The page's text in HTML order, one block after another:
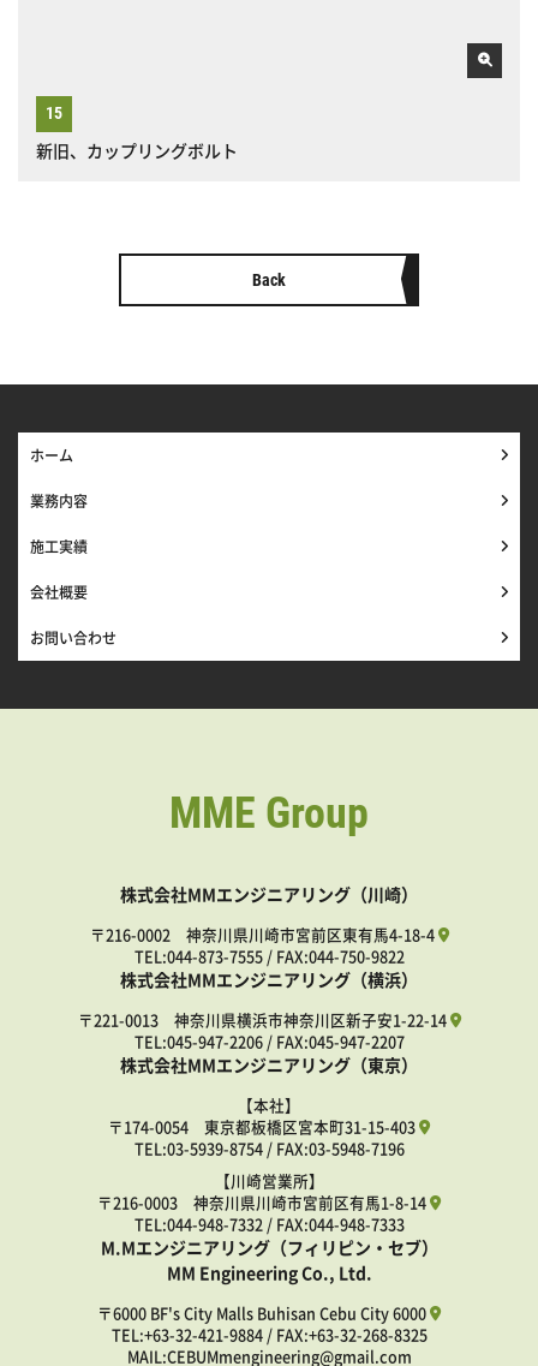
新旧、カップリングボルト
Back
ホーム
業務内容
施工実績
会社概要
お問い合わせ
MME Group
株式会社MMエンジニアリング（川崎）
〒216-0002 神奈川県川崎市宮前区東有馬4-18-4
TEL:044-873-7555/ FAX:044-750-9822
株式会社MMエンジニアリング（横浜）
〒221-0013 神奈川県横浜市神奈川区新子安1-22-14
TEL:045-947-2206/ FAX:045-947-2207
株式会社MMエンジニアリング（東京）
【本社】
〒174-0054 東京都板橋区宮本町31-15-403
TEL:03-5939-8754/ FAX:03-5948-7196
【川崎営業所】
〒216-0003 神奈川県川崎市宮前区有馬1-8-14
TEL:044-948-7332/ FAX:044-948-7333
M.Mエンジニアリング（フィリピン・セブ）
MM Engineering Co., Ltd.
〒6000 BF's City Malls Buhisan Cebu City 6000
TEL:+63-32-421-9884 / FAX:+63-32-268-8325
MAIL:CEBUMmengineering@gmail.com